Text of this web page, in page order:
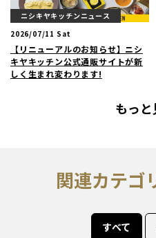
ニシキヤキッチンニュース
2026/07/11 Sat
【リニューアルのお知らせ】ニシ
キヤキッチン公式通販サイトが新
しく生まれ変わります!
もっと
関連カテゴ
すべて